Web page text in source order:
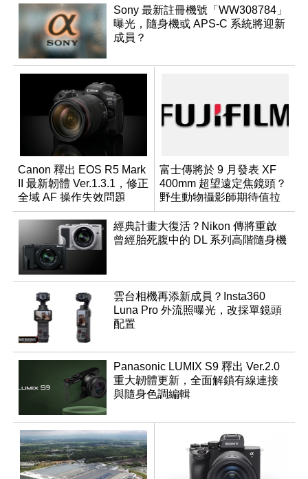
Sony 最新註冊機號「WW308784」
曝光，隨身機或 APS-C 系統將迎新
成員？
Canon 釋出 EOS R5 Mark
II 最新韌體 Ver.1.3.1，修正
全域 AF 操作失效問題
富士傳將於 9 月發表 XF
400mm 超望遠定焦鏡頭？
野生動物攝影師期待值拉
滿
經典計畫大復活？Nikon 傳將重啟
曾經胎死腹中的 DL 系列高階隨身機
雲台相機再添新成員？Insta360
Luna Pro 外流照曝光，改採單鏡頭
配置
Panasonic LUMIX S9 釋出 Ver.2.0
重大韌體更新，全面解鎖有線連接
與隨身色調編輯